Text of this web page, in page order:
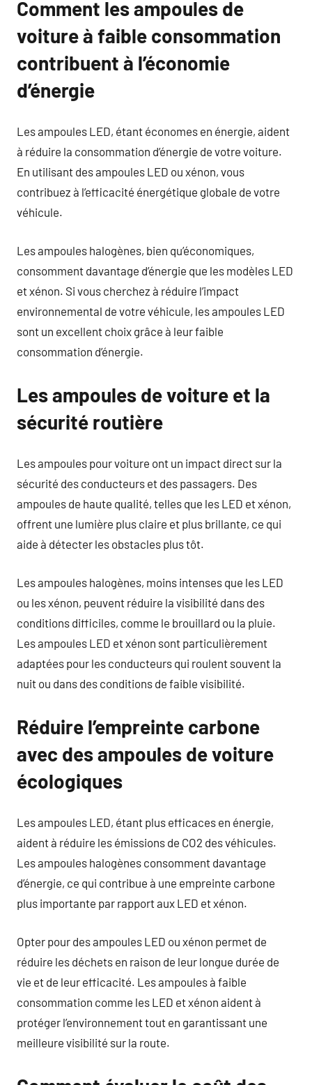
Comment les ampoules de
voiture à faible consommation
contribuent à l’économie
d’énergie
Les ampoules LED, étant économes en énergie, aident
à réduire la consommation d’énergie de votre voiture.
En utilisant des ampoules LED ou xénon, vous
contribuez à l’efficacité énergétique globale de votre
véhicule.
Les ampoules halogènes, bien qu’économiques,
consomment davantage d’énergie que les modèles LED
et xénon. Si vous cherchez à réduire l’impact
environnemental de votre véhicule, les ampoules LED
sont un excellent choix grâce à leur faible
consommation d’énergie.
Les ampoules de voiture et la
sécurité routière
Les ampoules pour voiture ont un impact direct sur la
sécurité des conducteurs et des passagers. Des
ampoules de haute qualité, telles que les LED et xénon,
offrent une lumière plus claire et plus brillante, ce qui
aide à détecter les obstacles plus tôt.
Les ampoules halogènes, moins intenses que les LED
ou les xénon, peuvent réduire la visibilité dans des
conditions difficiles, comme le brouillard ou la pluie.
Les ampoules LED et xénon sont particulièrement
adaptées pour les conducteurs qui roulent souvent la
nuit ou dans des conditions de faible visibilité.
Réduire l’empreinte carbone
avec des ampoules de voiture
écologiques
Les ampoules LED, étant plus efficaces en énergie,
aident à réduire les émissions de CO2 des véhicules.
Les ampoules halogènes consomment davantage
d’énergie, ce qui contribue à une empreinte carbone
plus importante par rapport aux LED et xénon.
Opter pour des ampoules LED ou xénon permet de
réduire les déchets en raison de leur longue durée de
vie et de leur efficacité. Les ampoules à faible
consommation comme les LED et xénon aident à
protéger l’environnement tout en garantissant une
meilleure visibilité sur la route.